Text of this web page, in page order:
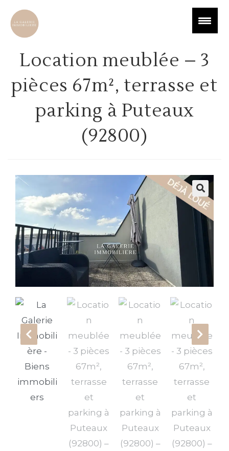
Location meublée – 3
pièces 67m², terrasse et
parking à Puteaux
(92800)
🔍